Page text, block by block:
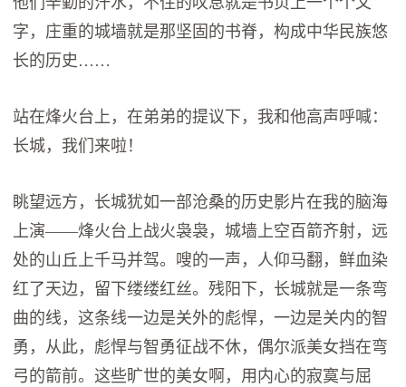
字，庄重的城墙就是那坚固的书脊，构成中华民族悠
长的历史……
站在烽火台上，在弟弟的提议下，我和他高声呼喊：
长城，我们来啦！
眺望远方，长城犹如一部沧桑的历史影片在我的脑海
上演——烽火台上战火袅袅，城墙上空百箭齐射，远
处的山丘上千马并驾。嗖的一声，人仰马翻，鲜血染
红了天边，留下缕缕红丝。残阳下，长城就是一条弯
曲的线，这条线一边是关外的彪悍，一边是关内的智
勇，从此，彪悍与智勇征战不休，偶尔派美女挡在弯
弓的箭前。这些旷世的美女啊，用内心的寂寞与屈